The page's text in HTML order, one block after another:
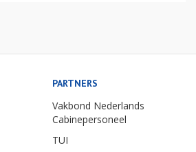
PARTNERS
Vakbond Nederlands
Cabinepersoneel
TUI